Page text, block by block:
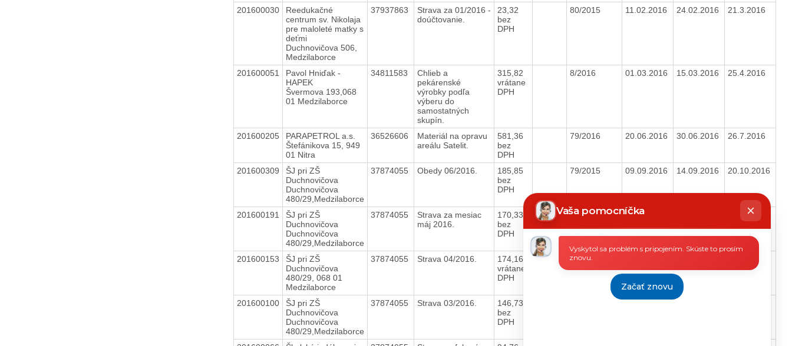
201600030
Reedukačné
centrum sv. Nikolaja
pre maloleté matky s
deťmi
Duchnovičova 506,
Medzilaborce
37937863
Strava za 01/2016 -
doúčtovanie.
23,32
bez
DPH
80/2015 11.02.2016 24.02.2016 21.3.2016
201600051
Pavol Hniďak -
HAPEK
Švermova 193,068
01 Medzilaborce
34811583
Chlieb a
pekárenské
výrobky podľa
výberu do
samostatných
skupín.
315,82
vrátane
DPH
8/2016 01.03.2016 15.03.2016 25.4.2016
201600205
PARAPETROL a.s.
Štefánikova 15, 949
01 Nitra
36526606
Materiál na opravu
areálu Satelit.
581,36
bez
DPH
79/2016 20.06.2016 30.06.2016 26.7.2016
201600309
ŠJ pri ZŠ
Duchnovičova
Duchnovičova
480/29,Medzilaborce
37874055 Obedy 06/2016.
185,85
bez
DPH
79/2015 09.09.2016 14.09.2016 20.10.2016
201600191
ŠJ pri ZŠ
Duchnovičova
Duchnovičova
480/29,Medzilaborce
37874055
Strava za mesiac
máj 2016.
170,33
bez
DPH
79/2015 03.06.2016 25.7.2016
201600153
ŠJ pri ZŠ
Duchnovičova
480/29, 068 01
Medzilaborce
37874055 Strava 04/2016.
174,16
vrátane
DPH
79/2015
201600100
ŠJ pri ZŠ
Duchnovičova
Duchnovičova
480/29,Medzilaborce
37874055 Strava 03/2016.
146,73
bez
DPH
Vaša pomocníčka
Chatbot
píše
Vyskytol sa problém s pripojením. Skúste to prosím
znovu.
Začať znovu